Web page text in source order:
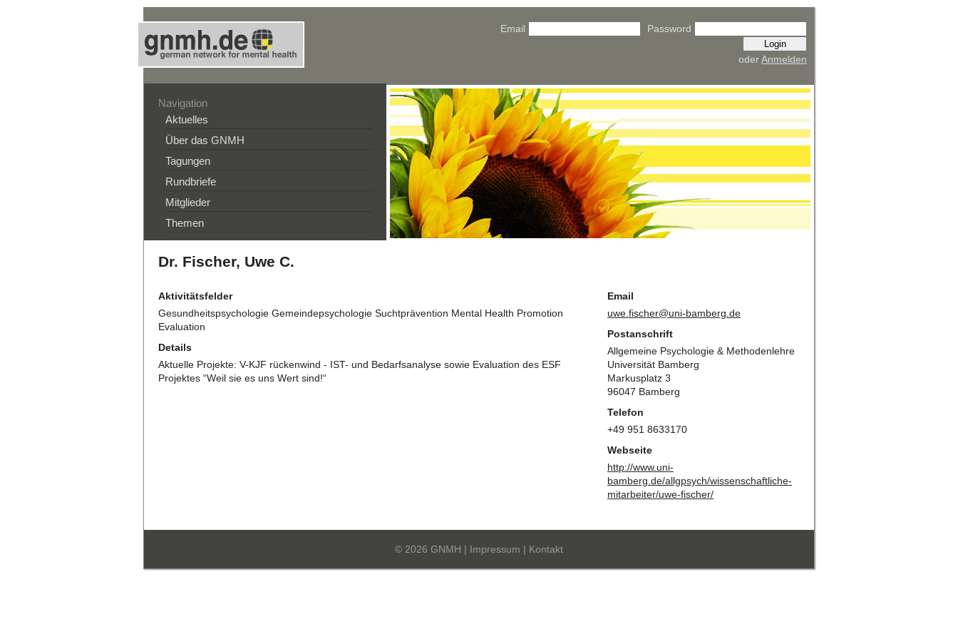
Email Password
oderAnmelden
Navigation
Aktuelles
Über das GNMH
Tagungen
Rundbriefe
Mitglieder
Themen
Dr. Fischer, Uwe C.
Aktivitätsfelder
Gesundheitspsychologie Gemeindepsychologie Suchtprävention Mental Health Promotion
Evaluation
Details
Aktuelle Projekte: V-KJF rückenwind - IST- und Bedarfsanalyse sowie Evaluation des ESF
Projektes “Weil sie es uns Wert sind!“
Email
uwe.fischer@uni-bamberg.de
Postanschrift
Allgemeine Psychologie & Methodenlehre
Universität Bamberg
Markusplatz 3
96047 Bamberg
Telefon
+49 951 8633170
Webseite
http://www.uni-
bamberg.de/allgpsych/wissenschaftliche-
mitarbeiter/uwe-fischer/
© 2026 GNMH | Impressum | Kontakt